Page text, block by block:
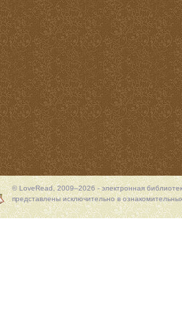
© LoveRead, 2009–2026 - электронная
представлены исключительно в